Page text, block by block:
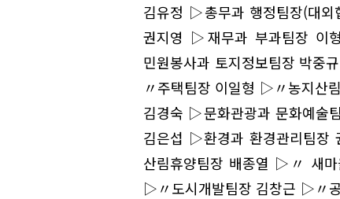
김유정 ▷총무과 행정팀장(대
권지영 ▷재무과 부과팀장
민원봉사과 토지정보팀장 박
〃주택팀장 이일형 ▷〃농지산
김경숙 ▷문화관광과 문화예
김은섭 ▷환경과 환경관리팀
산림휴양팀장 배종열 ▷〃 새
▷〃도시개발팀장 김창근 ▷〃